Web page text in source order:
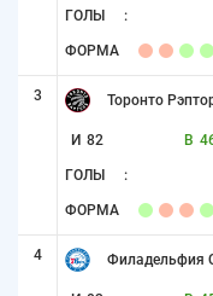
ГОЛЫ :
ФОРМА
3 Торонто
И 82 В
ГОЛЫ :
ФОРМА
4 Филадельфия